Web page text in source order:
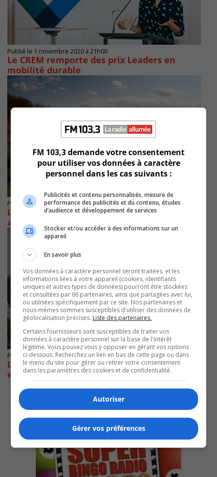
Publié le 1 novembre 2020 à 21h00
Le CREM remporte des prix Leaders en
mobilité durable
Publié le 14 octobre 2020 à 19h00
Le CREM milite pour que Québec double les
aires protégées d’ici la fin de l’année
Publié le 25 octobre 2019 à 15h00
Le CREM récompense quatre projets
environnementaux
FM 103,3 demande votre consentement
pour utiliser vos données à caractère
personnel dans les cas suivants :
Publicités et contenu personnalisés, mesure de
performance des publicités et du contenu, études
d’audience et développement de services
Stocker et/ou accéder à des informations sur un
appareil
En savoir plus
Vos données à caractère personnel seront traitées, et les
informations liées à votre appareil (cookies, identifiants
uniques et autres types de données) pourront être stockées
et consultées par 66 partenaires, ainsi que partagées avec lui,
ou utilisées spécifiquement par ce site. Nos partenaires et
nous-mêmes sommes susceptibles d'utiliser des données de
géolocalisation précises. Liste des partenaires.
Certains fournisseurs sont susceptibles de traiter vos
données à caractère personnel sur la base de l'intérêt
légitime. Vous pouvez vous y opposer en gérant vos options
ci-dessous. Recherchez un lien en bas de cette page ou dans
le menu du site pour gérer ou retirer votre consentement
dans les paramètres des cookies et de confidentialité.
Autoriser
Gérer vos préférences